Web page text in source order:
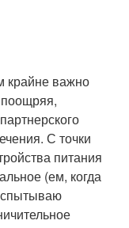
крайне важно
поощряя,
С точки
питания
(ем, когда